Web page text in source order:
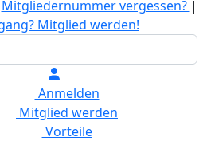
Mitgliedernummer vergessen? |
Mitglied werden!
Anmelden
Mitglied werden
Vorteile